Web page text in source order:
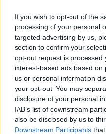
If you wish to opt-out of the
processing of your personal
targeted advertising by us,
section to confirm your
opt-out request is processed
interest-based ads based on
us or personal information
your opt-out. You may
disclosure of your personal
IAB’s list of downstream
also be disclosed by us to
Downstream Participants